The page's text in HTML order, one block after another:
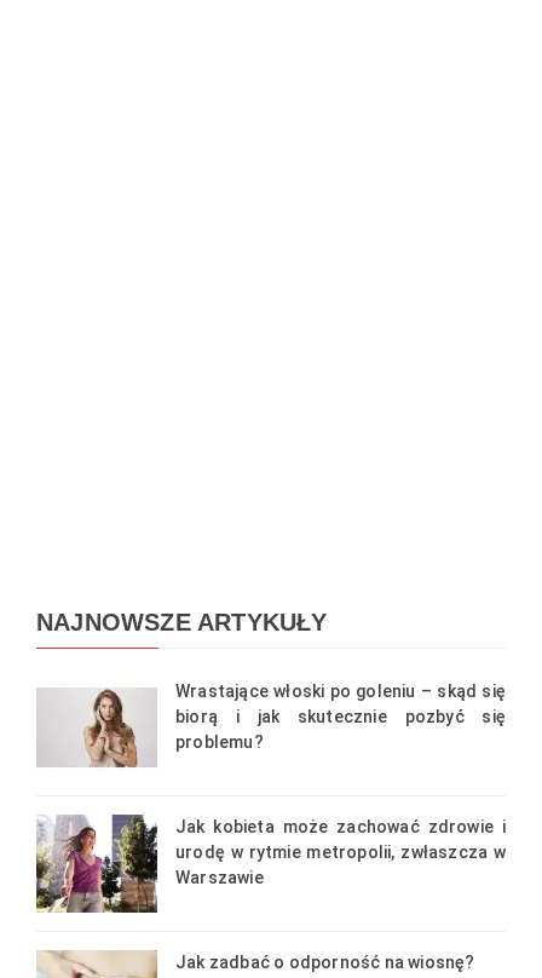
NAJNOWSZE ARTYKUŁY
Wrastające włoski po goleniu – skąd się
biorą i jak skutecznie pozbyć się
problemu?
Jak kobieta może zachować zdrowie i
urodę w rytmie metropolii, zwłaszcza w
Warszawie
Jak zadbać o odporność na wiosnę?